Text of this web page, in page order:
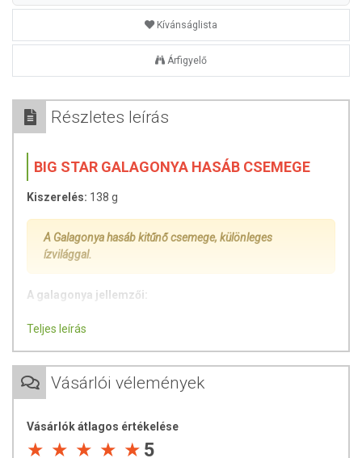
Kívánságlista
Árfigyelő
Részletes leírás
BIG STAR GALAGONYA HASÁB CSEMEGE
Kiszerelés: 138 g
A Galagonya hasáb kitűnő csemege, különleges
ízvilággal.
A galagonya jellemzői:
hozzájárulhat a vérkeringési problémák enyhítéséhez
koleszterinszint csökkentés
a galagonya bizonyítottan jó szíverősítő és
Teljes leírás
Vásárlói vélemények
Vásárlók átlagos értékelése
5